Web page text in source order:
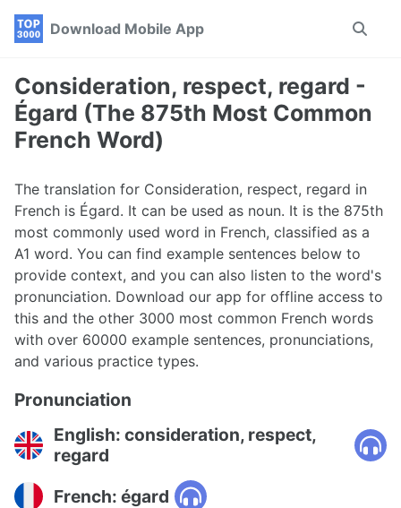
Skip
navigation
Skip
Skip
Download Mobile App
Toggle
Consideration, respect, regard -
Égard (The 875th Most Common
French Word)
The translation for Consideration, respect, regard in
French is Égard. It can be used as noun. It is the 875th
most commonly used word in French, classified as a
A1 word. You can find example sentences below to
provide context, and you can also listen to the word's
pronunciation. Download our app for offline access to
this and the other 3000 most common French words
with over 60000 example sentences, pronunciations,
and various practice types.
Pronunciation
English: consideration, respect,
regard
French: égard